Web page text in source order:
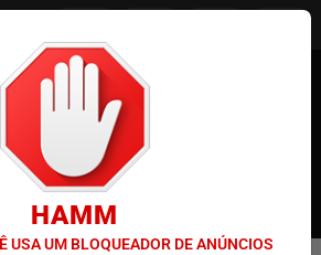
HAMM
USA UM BLOQUEADOR DE ANÚNCIOS